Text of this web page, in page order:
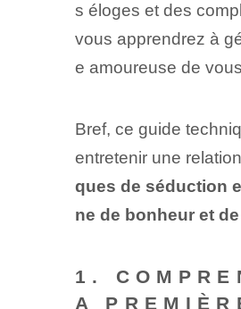
s éloges et des
vous apprendrez à
e amoureuse de
Bref, ce guide
entretenir une
ques de séduction
ne de bonheur et
1.
A